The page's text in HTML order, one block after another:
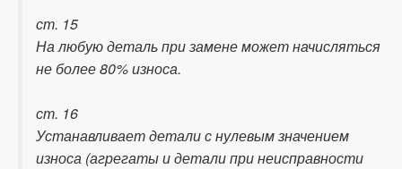
ст. 15
На любую деталь при замене может начисляться
не более 80% износа.
ст. 16
Устанавливает детали с нулевым значением
износа (агрегаты и детали при неисправности